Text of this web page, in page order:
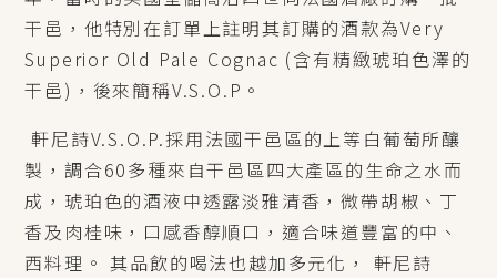
干邑，他特別在訂單上註明其訂購的酒款為Very
Superior Old Pale Cognac (含有精緻琥珀色澤的
干邑)，後來簡稱V.S.O.P。
軒尼詩V.S.O.P.採用法國干邑區的上等白葡萄所釀
製，調合60多種來自干邑區四大產區的生命之水而
成，琥珀色的酒液中透露淡雅清香，微帶胡椒、丁
香及肉桂味，口感香醇順口，適合味道豐富的中、
西料理。 其品飲的喝法也越加多元化， 軒尼詩